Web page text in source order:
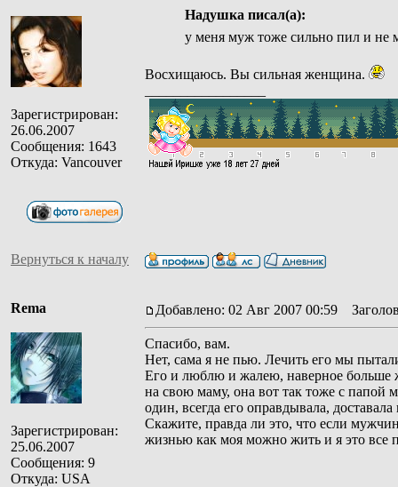
Зарегистрирован:
26.06.2007
Сообщения: 1643
Откуда: Vancouver
Надушка писал(а):
у меня муж тоже сильно пил и не
Восхищаюсь. Вы сильная женщина.
Вернуться к началу
Rema
Зарегистрирован:
25.06.2007
Сообщения: 9
Откуда: USA
Добавлено: 02 Авг 2007 00:59
Спасибо, вам.
Нет, сама я не пью. Лечить его мы
Его и люблю и жалею, наверное больше
на свою маму, она вот так тоже с папой
один, всегда его оправдывала,
Скажите, правда ли это, что если
жизнью как моя можно жить и я это все